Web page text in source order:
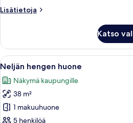
Lisätietoja
Lisätietoja
huone
(Semi)
Katso
Avaa
kaikki
huonetyypin
Neljän
hengen
huone
10
Neljän hengen huone
Näkymä kaupungille
38 m²
1 makuuhuone
5 henkilöä